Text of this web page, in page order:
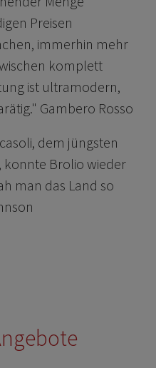
Preisen
immerhin mehr
komplett
ist ultramodern,
Gambero Rosso
dem jüngsten
konnte Brolio wieder
man das Land so